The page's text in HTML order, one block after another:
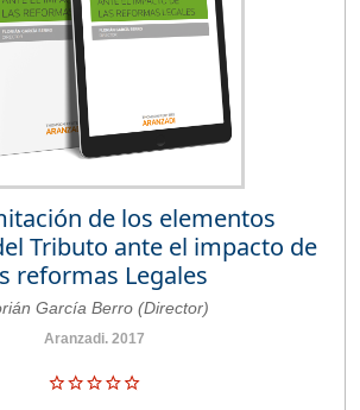
de los elementos
Tributo ante el impacto de
reformas Legales
García Berro (Director)
Aranzadi. 2017